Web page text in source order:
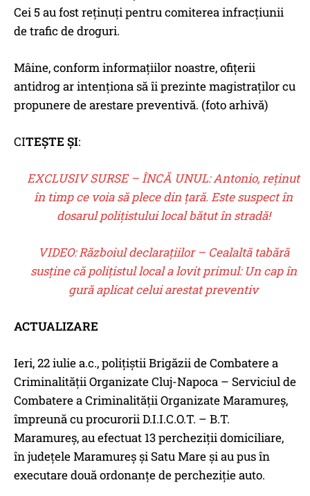
Cei 5 au fost reținuți pentru comiterea infracțiunii
de trafic de droguri.
Mâine, conform informațiilor noastre, ofițerii
antidrog ar intenționa să îi prezinte magistraților cu
propunere de arestare preventivă. (foto arhivă)
CITEȘTE ȘI:
EXCLUSIV SURSE – ÎNCĂ UNUL: Antonio, reținut
în timp ce voia să plece din țară. Este suspect în
dosarul polițistului local bătut în stradă!
VIDEO: Războiul declarațiilor – Cealaltă tabără
susține că polițistul local a lovit primul: Un cap în
gură aplicat celui arestat preventiv
ACTUALIZARE
Ieri, 22 iulie a.c., polițiștii Brigăzii de Combatere a
Criminalității Organizate Cluj-Napoca – Serviciul de
Combatere a Criminalităţii Organizate Maramureş,
împreună cu procurorii D.I.I.C.O.T. – B.T.
Maramureș, au efectuat 13 percheziții domiciliare,
în județele Maramureș și Satu Mare și au pus în
executare două ordonanțe de percheziție auto.